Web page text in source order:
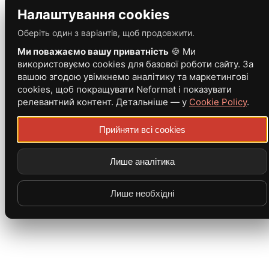
Налаштування cookies
Оберіть один з варіантів, щоб продовжити.
Ми поважаємо вашу приватність 🍪 Ми
використовуємо cookies для базової роботи сайту. За
вашою згодою увімкнемо аналітику та маркетингові
cookies, щоб покращувати Neformat і показувати
релевантний контент. Детальніше — у Cookie Policy.
Прийняти всі cookies
Лише аналітика
Лише необхідні